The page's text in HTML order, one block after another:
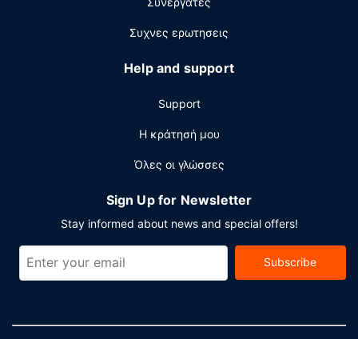
Συχνες ερωτησεις
Help and support
Support
Η κράτησή μου
Όλες οι γλώσσες
Sign Up for Newsletter
Stay informed about news and special offers!
Subscribe